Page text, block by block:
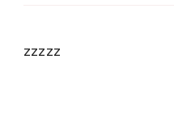
zzzzz